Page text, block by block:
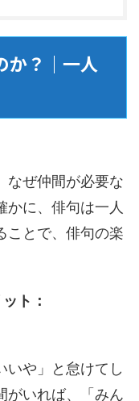
か？｜一人
なぜ仲間が必要な
かに、俳句は一人
ことで、俳句の楽
ト：
いや」と怠けてし
がいれば、「みん